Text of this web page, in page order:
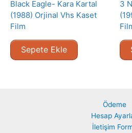
Black Eagle- Kara Kartal
(1988) Orjinal Vhs Kaset
Film
Sepete Ekle
3
Ödeme
Hesap
İletişim